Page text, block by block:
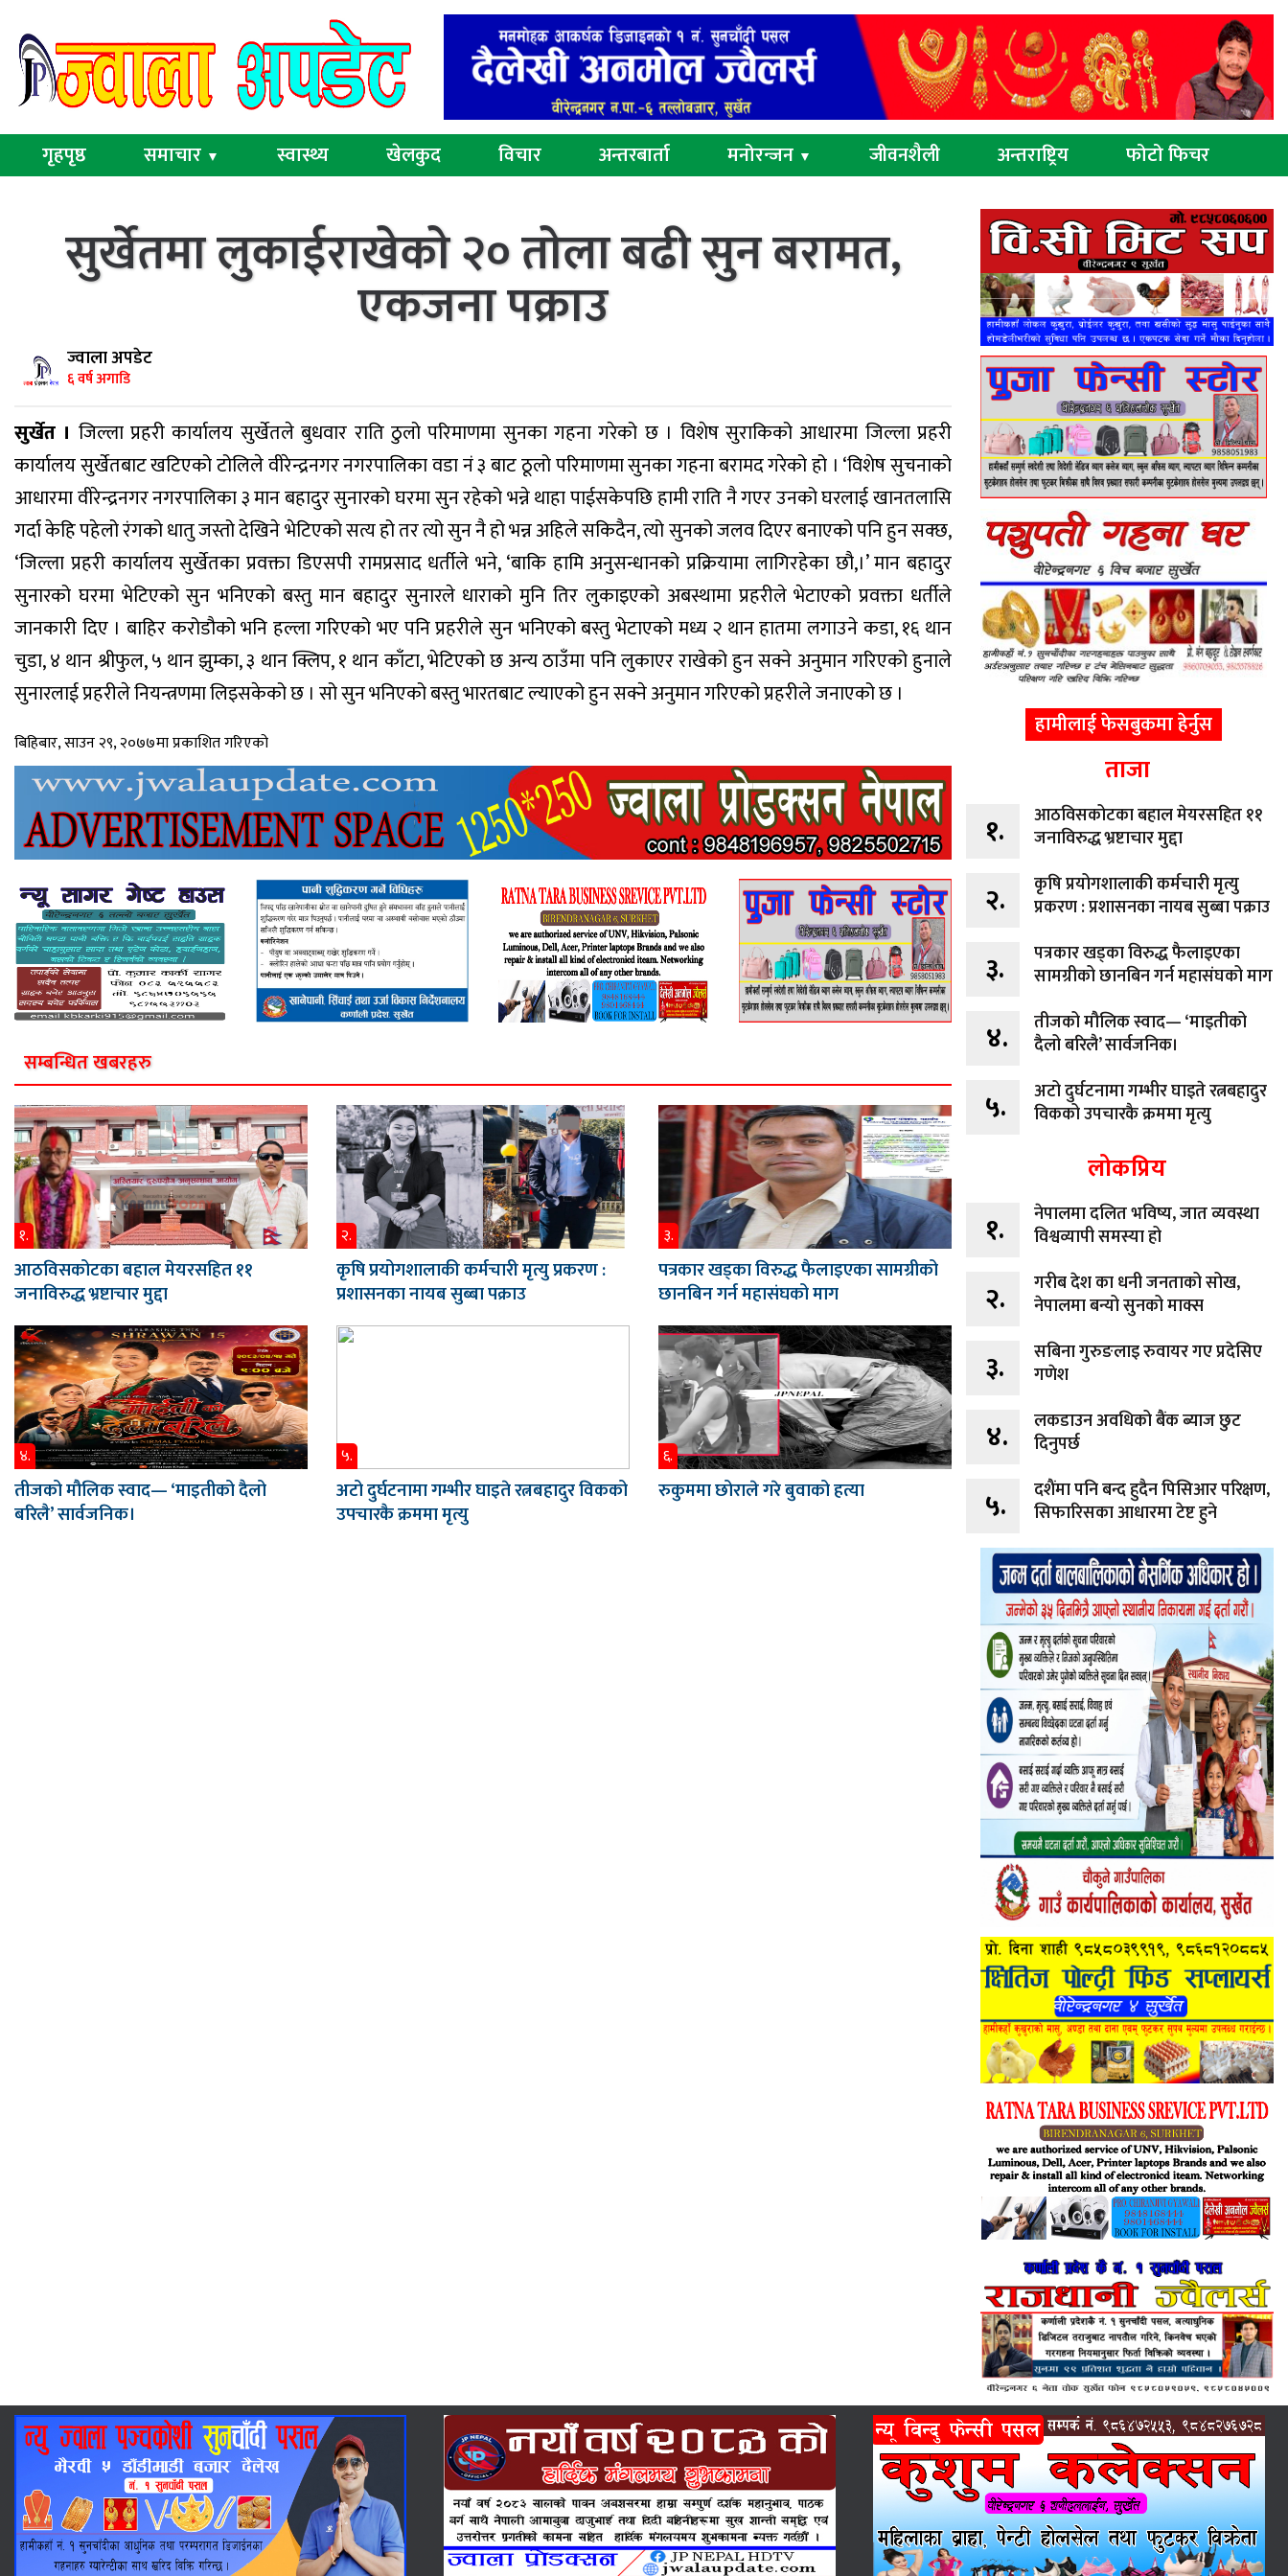
गृहपृष्ठ समाचार ▼ स्वास्थ्य खेलकुद विचार अन्तरबार्ता मनोरन्जन ▼ जीवनशैली अन्तराष्ट्रिय फोटो फिचर
सुर्खेतमा लुकाईराखेकाे २० ताेला बढी सुन बरामत,
एकजना पक्राउ
ज्वाला अपडेट
६ वर्ष अगाडि
सुर्खेत । जिल्ला प्रहरी कार्यालय सुर्खेतले बुधवार राति ठुलो परिमाणमा सुनका गहना गरेको छ । विशेष सुराकिको आधारमा जिल्ला प्रहरी
कार्यालय सुर्खेतबाट खटिएको टोलिले वीरेन्द्रनगर नगरपालिका वडा नं ३ बाट ठूलो परिमाणमा सुनका गहना बरामद गरेको हो । ‘विशेष सुचनाको
आधारमा वीरेन्द्रनगर नगरपालिका ३ मान बहादुर सुनारको घरमा सुन रहेको भन्ने थाहा पाईसकेपछि हामी राति नै गएर उनको घरलाई खानतलासि
गर्दा केहि पहेलो रंगको धातु जस्तो देखिने भेटिएको सत्य हो तर त्यो सुन नै हो भन्न अहिले सकिदैन, त्यो सुनको जलव दिएर बनाएको पनि हुन सक्छ,
‘जिल्ला प्रहरी कार्यालय सुर्खेतका प्रवक्ता डिएसपी रामप्रसाद धर्तीले भने, ‘बाकि हामि अनुसन्धानको प्रक्रियामा लागिरहेका छौ,।’ मान बहादुर
सुनारको घरमा भेटिएको सुन भनिएको बस्तु मान बहादुर सुनारले धाराको मुनि तिर लुकाइएको अबस्थामा प्रहरीले भेटाएको प्रवक्ता धर्तीले
जानकारी दिए । बाहिर करोडौको भनि हल्ला गरिएको भए पनि प्रहरीले सुन भनिएको बस्तु भेटाएको मध्य २ थान हातमा लगाउने कडा, १६ थान
चुडा, ४ थान श्रीफुल, ५ थान झुम्का, ३ थान क्लिप, १ थान काँटा, भेटिएको छ अन्य ठाउँमा पनि लुकाएर राखेको हुन सक्ने अनुमान गरिएको हुनाले
सुनारलाई प्रहरीले नियन्त्रणमा लिइसकेको छ । सो सुन भनिएको बस्तु भारतबाट ल्याएको हुन सक्ने अनुमान गरिएको प्रहरीले जनाएको छ ।
बिहिबार, साउन २९, २०७७मा प्रकाशित गरिएको
सम्बन्धित खबरहरु
१.
आठविसकोटका बहाल मेयरसहित ११
जनाविरुद्ध भ्रष्टाचार मुद्दा
२.
कृषि प्रयोगशालाकी कर्मचारी मृत्यु प्रकरण :
प्रशासनका नायब सुब्बा पक्राउ
३.
पत्रकार खड्का विरुद्ध फैलाइएका सामग्रीको
छानबिन गर्न महासंघको माग
४.
तीजको मौलिक स्वाद— ‘माइतीको दैलो
बरिलै’ सार्वजनिक।
५.
अटो दुर्घटनामा गम्भीर घाइते रत्नबहादुर विकको
उपचारकै क्रममा मृत्यु
६.
रुकुममा छोराले गरे बुवाको हत्या
हामीलाई फेसबुकमा हेर्नुस
ताजा
१.
आठविसकोटका बहाल मेयरसहित ११
जनाविरुद्ध भ्रष्टाचार मुद्दा
२.
कृषि प्रयोगशालाकी कर्मचारी मृत्यु
प्रकरण : प्रशासनका नायब सुब्बा पक्राउ
३.
पत्रकार खड्का विरुद्ध फैलाइएका
सामग्रीको छानबिन गर्न महासंघको माग
४.
तीजको मौलिक स्वाद— ‘माइतीको
दैलो बरिलै’ सार्वजनिक।
५.
अटो दुर्घटनामा गम्भीर घाइते रत्नबहादुर
विकको उपचारकै क्रममा मृत्यु
लोकप्रिय
१.
नेपालमा दलित भविष्य, जात व्यवस्था
विश्वव्यापी समस्या हो
२.
गरीब देश का धनी जनताको सोख,
नेपालमा बन्यो सुनको माक्स
३.
सबिना गुरुङलाइ रुवायर गए प्रदेसिए
गणेश
४.
लकडाउन अवधिको बैंक ब्याज छुट
दिनुपर्छ
५.
दशैंमा पनि बन्द हुदैन पिसिआर परिक्षण,
सिफारिसका आधारमा टेष्ट हुने